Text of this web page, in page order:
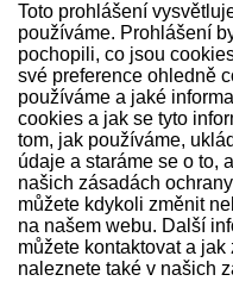
Toto prohlášení
používáme. Prohlášení
pochopili, co jsou
své preference ohledně
používáme a jaké
cookies a jak se tyto
tom, jak používáme,
údaje a staráme se o to,
našich zásadách
můžete kdykoli změnit
na našem webu. Další
můžete kontaktovat a
naleznete také v našich